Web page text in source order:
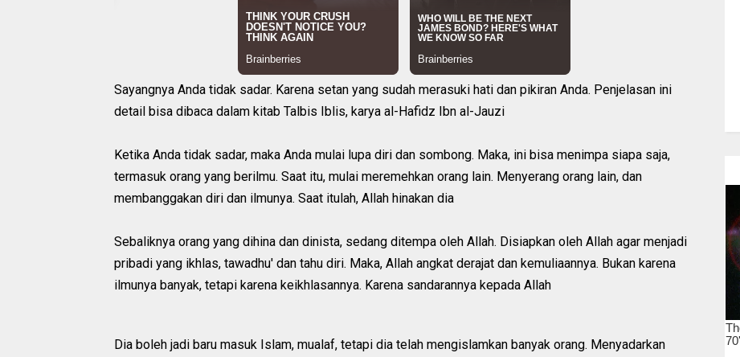
Sayangnya Anda tidak sadar. Karena setan yang sudah merasuki hati dan pikiran Anda. Penjelasan ini
detail bisa dibaca dalam kitab Talbis Iblis, karya al-Hafidz Ibn al-Jauzi
Ketika Anda tidak sadar, maka Anda mulai lupa diri dan sombong. Maka, ini bisa menimpa siapa saja,
termasuk orang yang berilmu. Saat itu, mulai meremehkan orang lain. Menyerang orang lain, dan
membanggakan diri dan ilmunya. Saat itulah, Allah hinakan dia
Sebaliknya orang yang dihina dan dinista, sedang ditempa oleh Allah. Disiapkan oleh Allah agar menjadi
pribadi yang ikhlas, tawadhu' dan tahu diri. Maka, Allah angkat derajat dan kemuliaannya. Bukan karena
ilmunya banyak, tetapi karena keikhlasannya. Karena sandarannya kepada Allah
Dia boleh jadi baru masuk Islam, mualaf, tetapi dia telah mengislamkan banyak orang. Menyadarkan